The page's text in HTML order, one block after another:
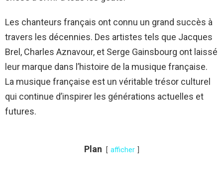
Les chanteurs français ont connu un grand succès à
travers les décennies. Des artistes tels que Jacques
Brel, Charles Aznavour, et Serge Gainsbourg ont laissé
leur marque dans l’histoire de la musique française.
La musique française est un véritable trésor culturel
qui continue d’inspirer les générations actuelles et
futures.
Plan afficher